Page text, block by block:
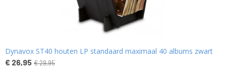
Dynavox ST40 houten LP standaard maximaal 40 albums zwart
€ 26,95 € 29,95